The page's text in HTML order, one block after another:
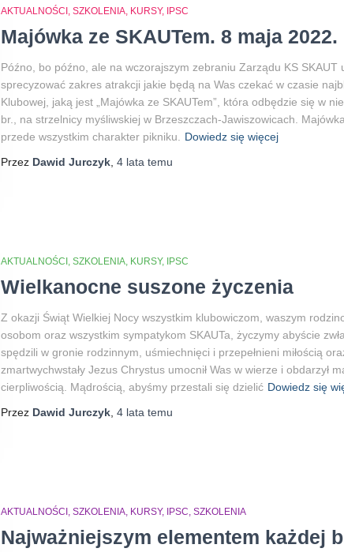
AKTUALNOŚCI, SZKOLENIA, KURSY, IPSC
Majówka ze SKAUTem. 8 maja 2022.
Późno, bo późno, ale na wczorajszym zebraniu Zarządu KS SKAUT
sprecyzować zakres atrakcji jakie będą na Was czekać w czasie
Klubowej, jaką jest „Majówka ze SKAUTem”, która odbędzie się w
br., na strzelnicy myśliwskiej w Brzeszczach-Jawiszowicach.
przede wszystkim charakter pikniku.
Dowiedz się więcej
Przez Dawid Jurczyk, 4 lata temu
AKTUALNOŚCI, SZKOLENIA, KURSY, IPSC
Wielkanocne suszone życzenia
Z okazji Świąt Wielkiej Nocy wszystkim klubowiczom, waszym
osobom oraz wszystkim sympatykom SKAUTa, życzymy abyście
spędzili w gronie rodzinnym, uśmiechnięci i przepełnieni miłością
zmartwychwstały Jezus Chrystus umocnił Was w wierze i obdarzył
cierpliwością. Mądrością, abyśmy przestali się dzielić Dowiedz się
Przez Dawid Jurczyk, 4 lata temu
AKTUALNOŚCI, SZKOLENIA, KURSY, IPSC SZKOLENIA
Najważniejszym elementem każdej